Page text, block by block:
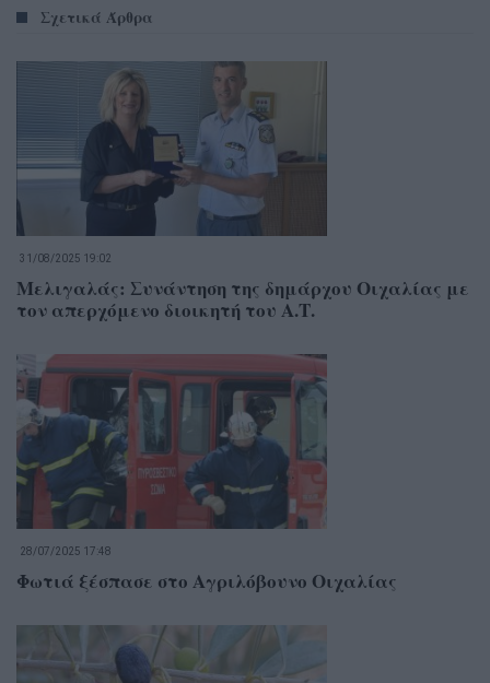
Σχετικά Άρθρα
31/08/2025 19:02
Μελιγαλάς: Συνάντηση της δημάρχου Οιχαλίας με
τον απερχόμενο διοικητή του Α.Τ.
28/07/2025 17:48
Φωτιά ξέσπασε στο Αγριλόβουνο Οιχαλίας